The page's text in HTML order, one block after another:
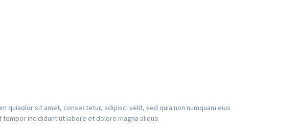
quiaolor sit amet, consectetur, adipisci velit, sed quia non numquam eius
incididunt ut labore et dolore magna aliqua.